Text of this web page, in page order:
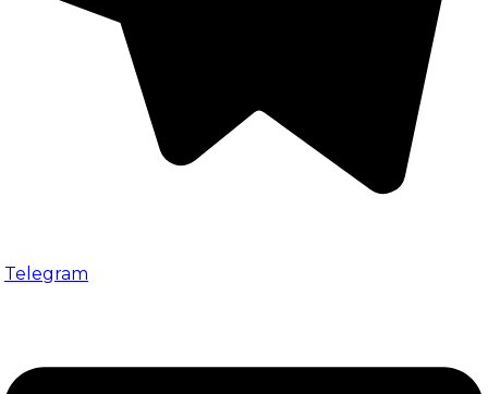
Telegram